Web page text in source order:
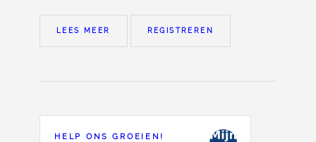
LEES MEER REGISTREREN
HELP ONS GROEIEN!